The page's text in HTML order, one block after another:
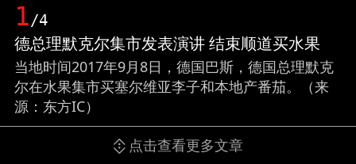
1/4
德总理默克尔集市发表演讲 结束顺道买水果
当地时间2017年9月8日，德国巴斯，德国总理默克
尔在水果集市买塞尔维亚李子和本地产番茄。（来
源：东方IC）
点击查看更多文章